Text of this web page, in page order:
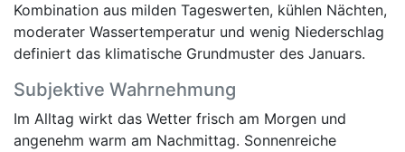
Kombination aus milden Tageswerten, kühlen Nächten,
moderater Wassertemperatur und wenig Niederschlag
definiert das klimatische Grundmuster des Januars.
Subjektive Wahrnehmung
Im Alltag wirkt das Wetter frisch am Morgen und
angenehm warm am Nachmittag. Sonnenreiche